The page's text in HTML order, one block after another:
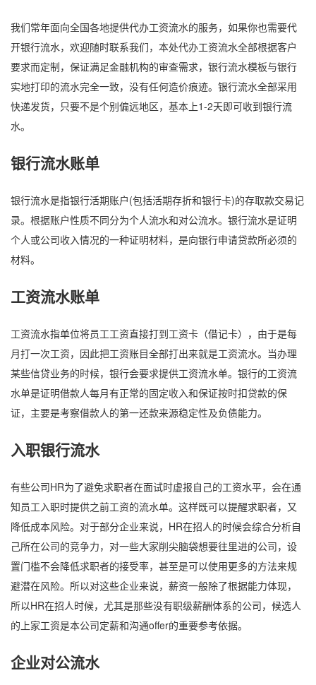
我们常年面向全国各地提供代办工资流水的服务，如果你也需要代
开银行流水，欢迎随时联系我们，本处代办工资流水全部根据客户
要求而定制，保证满足金融机构的审查需求，银行流水模板与银行
实地打印的流水完全一致，没有任何造价痕迹。银行流水全部采用
快递发货，只要不是个别偏远地区，基本上1-2天即可收到银行流
水。
银行流水账单
银行流水是指银行活期账户(包括活期存折和银行卡)的存取款交易记
录。根据账户性质不同分为个人流水和对公流水。银行流水是证明
个人或公司收入情况的一种证明材料，是向银行申请贷款所必须的
材料。
工资流水账单
工资流水指单位将员工工资直接打到工资卡（借记卡），由于是每
月打一次工资，因此把工资账目全部打出来就是工资流水。当办理
某些信贷业务的时候，银行会要求提供工资流水单。银行的工资流
水单是证明借款人每月有正常的固定收入和保证按时扣贷款的保
证，主要是考察借款人的第一还款来源稳定性及负债能力。
入职银行流水
有些公司HR为了避免求职者在面试时虚报自己的工资水平，会在通
知员工入职时提供之前工资的流水单。这样既可以提醒求职者，又
降低成本风险。对于部分企业来说，HR在招人的时候会综合分析自
己所在公司的竞争力，对一些大家削尖脑袋想要往里进的公司，设
置门槛不会降低求职者的接受率，甚至是可以使用更多的方法来规
避潜在风险。所以对这些企业来说，薪资一般除了根据能力体现，
所以HR在招人时候，尤其是那些没有职级薪酬体系的公司，候选人
的上家工资是本公司定薪和沟通offer的重要参考依据。
企业对公流水